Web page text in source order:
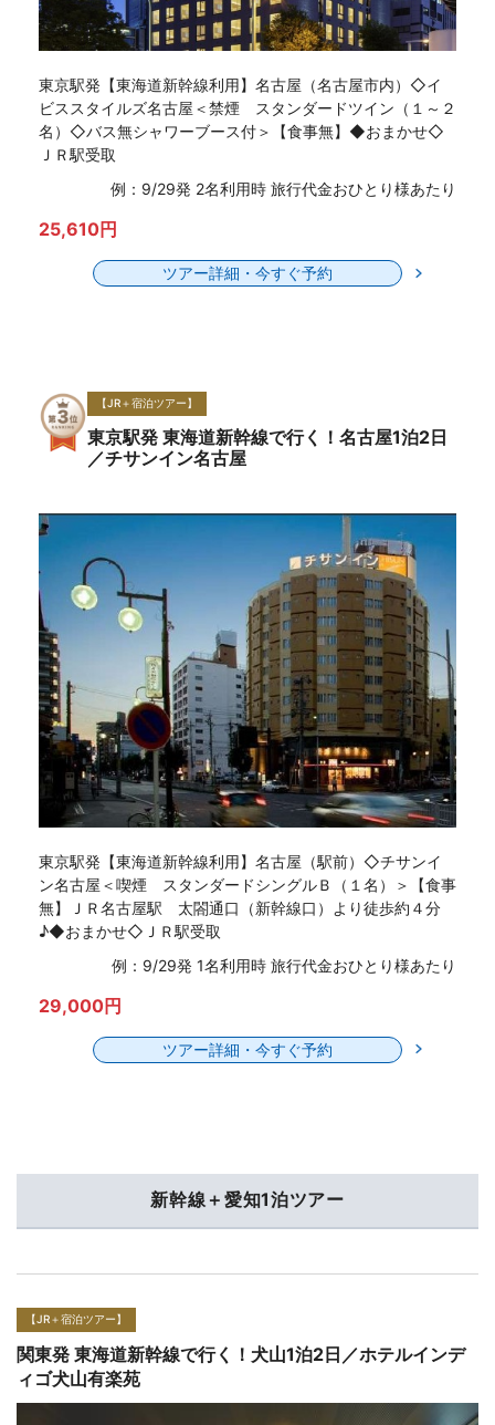
東京駅発【東海道新幹線利用】名古屋（名古屋市内）◇イ
ビススタイルズ名古屋＜禁煙 スタンダードツイン（１～２
名）◇バス無シャワーブース付＞【食事無】◆おまかせ◇
ＪＲ駅受取
例：9/29発 2名利用時 旅行代金おひとり様あたり
25,610円
ツアー詳細・今すぐ予約
【JR＋宿泊ツアー】
東京駅発 東海道新幹線で行く！名古屋1泊2日
／チサンイン名古屋
東京駅発【東海道新幹線利用】名古屋（駅前）◇チサンイ
ン名古屋＜喫煙 スタンダードシングルＢ（１名）＞【食事
無】ＪＲ名古屋駅 太閤通口（新幹線口）より徒歩約４分
♪◆おまかせ◇ＪＲ駅受取
例：9/29発 1名利用時 旅行代金おひとり様あたり
29,000円
ツアー詳細・今すぐ予約
新幹線＋愛知1泊ツアー
【JR＋宿泊ツアー】
関東発 東海道新幹線で行く！名古屋1泊2日／伊良湖オー
シャンリゾート